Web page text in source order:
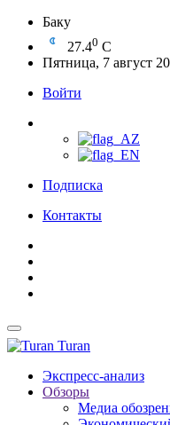
Баку
27.40 C
Пятница, 7 август
Войти
Подписка
Контакты
Turan
Экспресс-анализ
Обзоры
Медиа